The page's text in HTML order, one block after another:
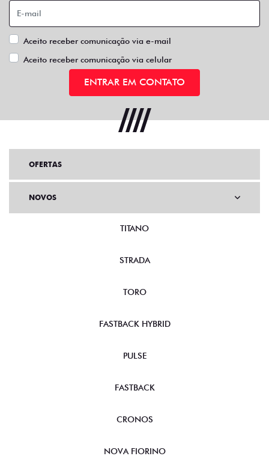
Aceito receber comunicação via e-mail
Aceito receber comunicação via celular
ENTRAR EM CONTATO
OFERTAS
NOVOS
TITANO
STRADA
TORO
FASTBACK HYBRID
PULSE
FASTBACK
CRONOS
NOVA FIORINO